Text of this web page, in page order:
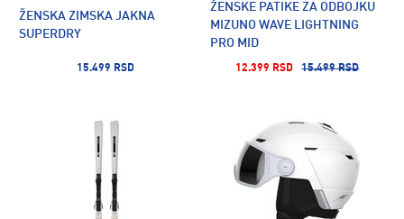
ŽENSKA ZIMSKA JAKNA
SUPERDRY
15.499 RSD
ŽENSKE PATIKE ZA ODBOJKU
MIZUNO WAVE LIGHTNING
PRO MID
12.399 RSD 15.499 RSD